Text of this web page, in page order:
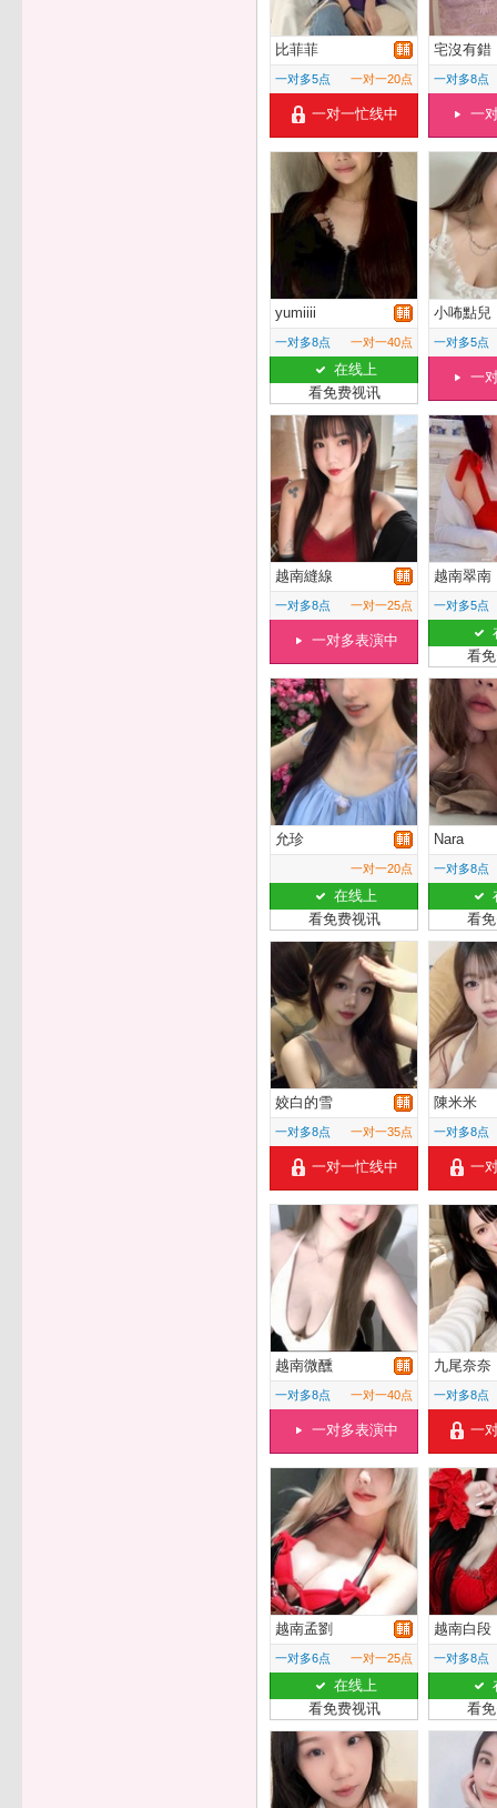
比菲菲
一对多5点 一对一20点
一对一忙线中
宅沒有錯
一对多8点
一
yumiiii
一对多8点 一对一40点
在线上
看免费视讯
小咘點兒
一对多5点
一
越南縫線
一对多8点 一对一25点
一对多表演中
越南翠南
一对多5点
看
允珍
一对一20点
在线上
看免费视讯
Nara
一对多8点
看
姣白的雪
一对多8点 一对一35点
一对一忙线中
陳米米
一对多8点
一
越南微醺
一对多8点 一对一40点
一对多表演中
九尾奈奈
一对多8点
一
越南孟劉
一对多6点 一对一25点
在线上
看免费视讯
越南白段
一对多8点
看